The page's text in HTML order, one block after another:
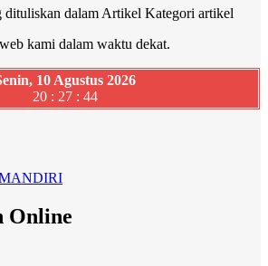
dituliskan dalam Artikel Kategori artikel
kami dalam waktu dekat.
10 Agustus 2026
20 : 27 : 45
Online